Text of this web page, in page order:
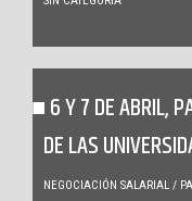
6 Y 7 DE ABRIL,
DE LAS
NEGOCIACIÓN SALARIAL /